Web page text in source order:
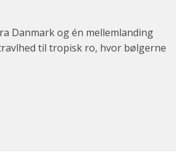
Danmark og én mellemlanding
til tropisk ro, hvor bølgerne